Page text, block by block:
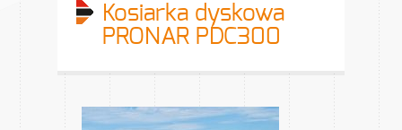
Kosiarka dyskowa
PRONAR PDC300